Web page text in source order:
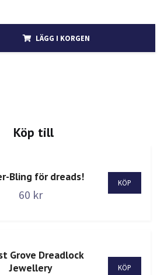
LÄGG I KORGEN
Köp till
Bling för dreads!
60 kr
Grove Dreadlock
Jewellery